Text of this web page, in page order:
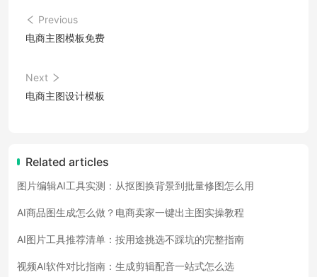
Previous
电商主图模板免费
Next
电商主图设计模板
Related articles
图片编辑AI工具实测：从抠图换背景到批量修图怎么用
AI商品图生成怎么做？电商卖家一键出主图实操教程
AI图片工具推荐清单：按用途挑选不踩坑的完整指南
视频AI软件对比指南：生成剪辑配音一站式怎么选